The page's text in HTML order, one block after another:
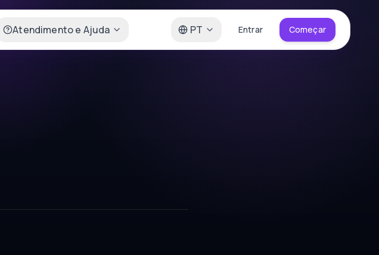
Atendimento e Ajuda PT Entrar Começar